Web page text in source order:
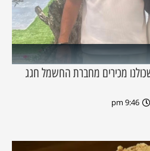
מכירים מחברת החשמל חגג
9:46 pm